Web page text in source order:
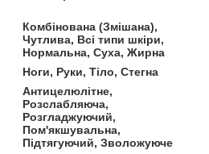
Комбінована (Змішана),
Чутлива, Всі типи шкіри,
Нормальна, Суха, Жирна
Ноги, Руки, Тіло, Стегна
Антицелюлітне,
Розслабляюча,
Розгладжуючий,
Пом'якшувальна,
Підтягуючий, Зволожуюче